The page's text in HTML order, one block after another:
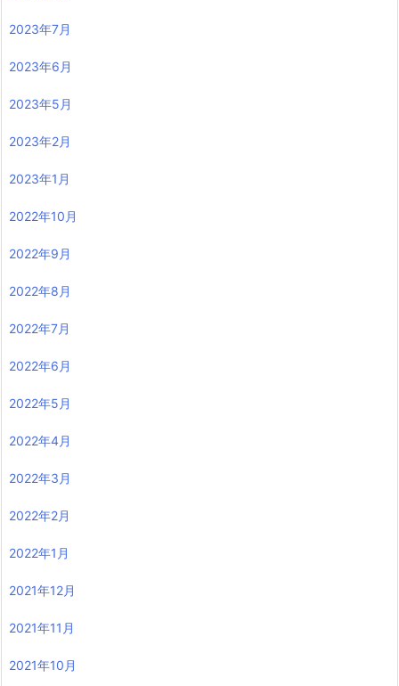
2023年7月
2023年6月
2023年5月
2023年2月
2023年1月
2022年10月
2022年9月
2022年8月
2022年7月
2022年6月
2022年5月
2022年4月
2022年3月
2022年2月
2022年1月
2021年12月
2021年11月
2021年10月